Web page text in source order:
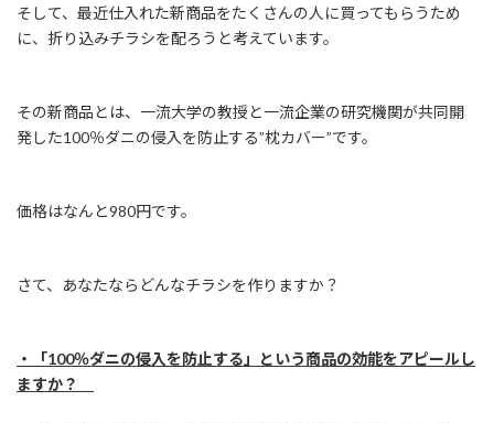
そして、最近仕入れた新商品をたくさんの人に買ってもらうため
に、折り込みチラシを配ろうと考えています。
その新商品とは、一流大学の教授と一流企業の研究機関が共同開
発した100％ダニの侵入を防止する”枕カバー”です。
価格はなんと980円です。
さて、あなたならどんなチラシを作りますか？
・「100％ダニの侵入を防止する」という商品の効能をアピールし
ますか？